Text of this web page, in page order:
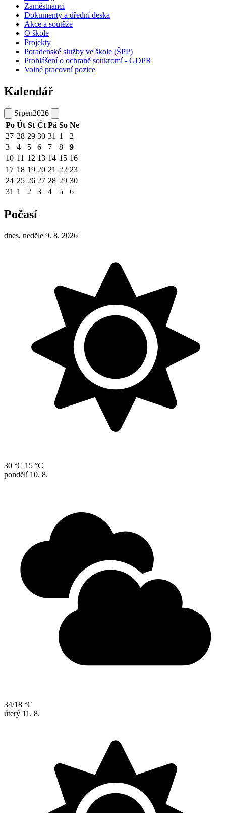
Zaměstnanci
Dokumenty a úřední deska
Akce a soutěže
O škole
Projekty
Poradenské služby ve škole (ŠPP)
Prohlášení o ochraně soukromí - GDPR
Volné pracovní pozice
Kalendář
Srpen2026
Po Út St Čt Pá So Ne
27 28 29 30 31 1
2
3
4 5 6 7 8
9
10 11 12 13 14 15 16
17 18 19 20 21 22 23
24 25 26 27 28 29 30
31 1 2 3 4 5 6
Počasí
dnes, neděle 9. 8. 2026
30 °C 15 °C
pondělí 10. 8.
34/18 °C
úterý 11. 8.